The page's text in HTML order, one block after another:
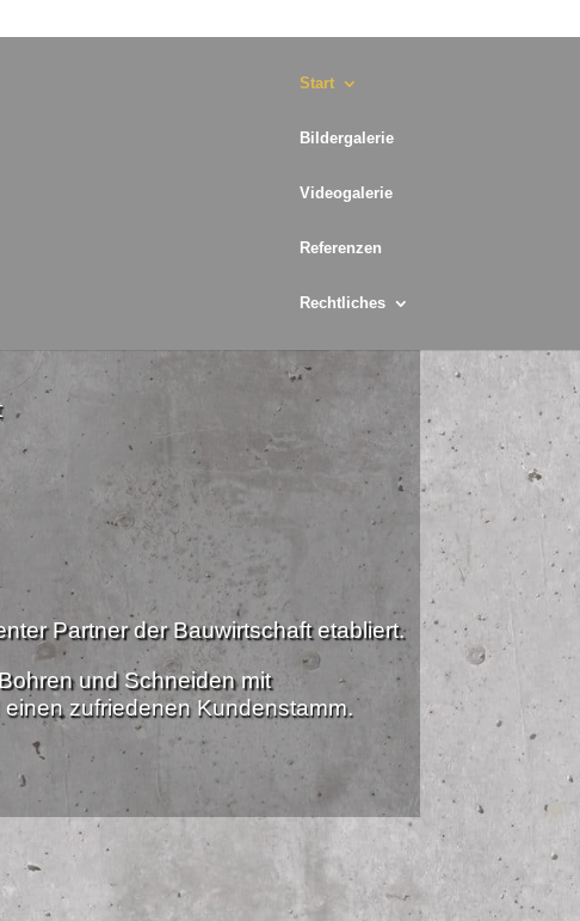
Start
Bildergalerie
Videogalerie
Referenzen
Rechtliches
Partner der Bauwirtschaft etabliert.
und Schneiden mit
zufriedenen Kundenstamm.